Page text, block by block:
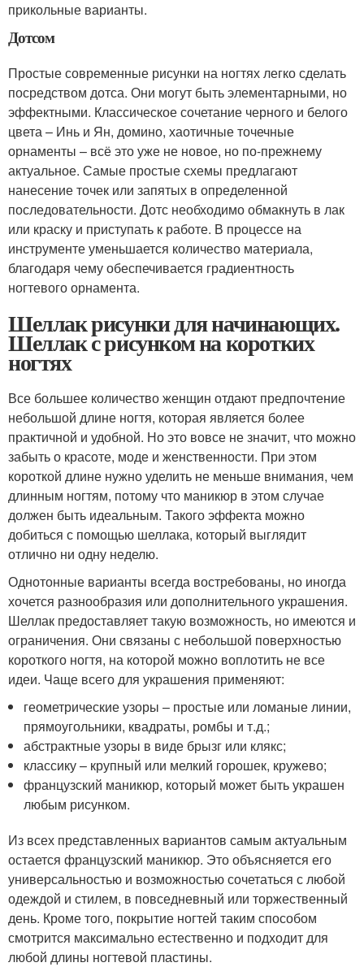
прикольные варианты.
Дотсом
Простые современные рисунки на ногтях легко сделать
посредством дотса. Они могут быть элементарными, но
эффектными. Классическое сочетание черного и белого
цвета – Инь и Ян, домино, хаотичные точечные
орнаменты – всё это уже не новое, но по-прежнему
актуальное. Самые простые схемы предлагают
нанесение точек или запятых в определенной
последовательности. Дотс необходимо обмакнуть в лак
или краску и приступать к работе. В процессе на
инструменте уменьшается количество материала,
благодаря чему обеспечивается градиентность
ногтевого орнамента.
Шеллак рисунки для начинающих.
Шеллак с рисунком на коротких
ногтях
Все большее количество женщин отдают предпочтение
небольшой длине ногтя, которая является более
практичной и удобной. Но это вовсе не значит, что можно
забыть о красоте, моде и женственности. При этом
короткой длине нужно уделить не меньше внимания, чем
длинным ногтям, потому что маникюр в этом случае
должен быть идеальным. Такого эффекта можно
добиться с помощью шеллака, который выглядит
отлично ни одну неделю.
Однотонные варианты всегда востребованы, но иногда
хочется разнообразия или дополнительного украшения.
Шеллак предоставляет такую возможность, но имеются и
ограничения. Они связаны с небольшой поверхностью
короткого ногтя, на которой можно воплотить не все
идеи. Чаще всего для украшения применяют:
геометрические узоры – простые или ломаные линии,
прямоугольники, квадраты, ромбы и т.д.;
абстрактные узоры в виде брызг или клякс;
классику – крупный или мелкий горошек, кружево;
французский маникюр, который может быть украшен
любым рисунком.
Из всех представленных вариантов самым актуальным
остается французский маникюр. Это объясняется его
универсальностью и возможностью сочетаться с любой
одеждой и стилем, в повседневный или торжественный
день. Кроме того, покрытие ногтей таким способом
смотрится максимально естественно и подходит для
любой длины ногтевой пластины.